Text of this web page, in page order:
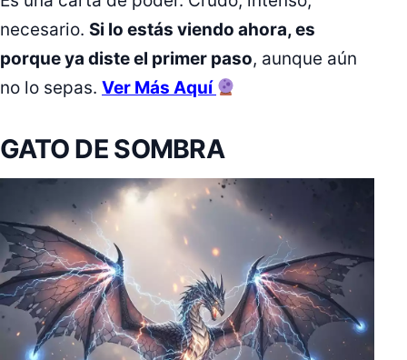
necesario. Si lo estás viendo ahora, es
porque ya diste el primer paso, aunque aún
no lo sepas. Ver Más Aquí
GATO DE SOMBRA